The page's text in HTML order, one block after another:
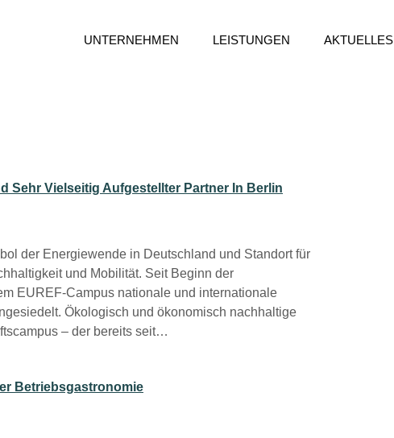
UNTERNEHMEN LEISTUNGEN AKTUELLES
Sehr Vielseitig Aufgestellter Partner In Berlin
der Energiewende in Deutschland und Standort für
und Mobilität. Seit Beginn der
EUREF-Campus nationale und internationale
Ökologisch und ökonomisch nachhaltige
– der bereits seit…
Betriebsgastronomie